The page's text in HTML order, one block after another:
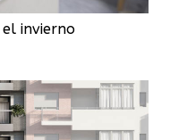
invierno